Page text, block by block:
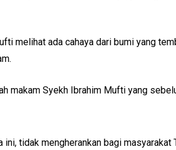
melihat ada cahaya dari bumi yang
makam Syekh Ibrahim Mufti yang
tidak mengherankan bagi masyarakat